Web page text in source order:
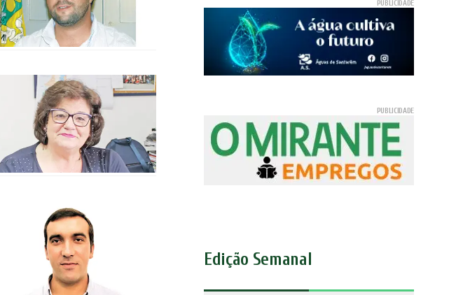
Edição Semanal